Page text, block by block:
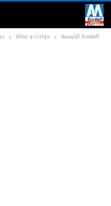
الصفحة الرئيسية حوادث و عدالة